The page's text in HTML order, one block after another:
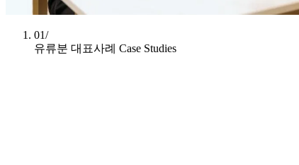
01/
유류분 대표사례 Case Studies